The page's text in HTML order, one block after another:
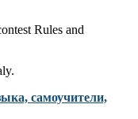
Rules and
самоучители,